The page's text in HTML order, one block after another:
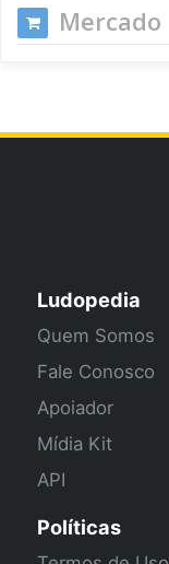
Mercado
Ludopedia
Quem Somos
Fale Conosco
Apoiador
Mídia Kit
API
Políticas